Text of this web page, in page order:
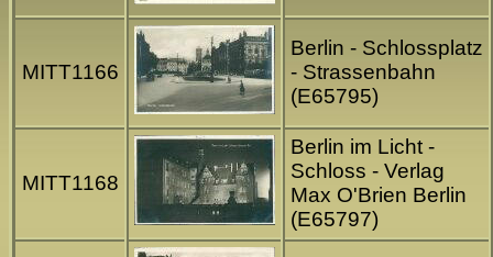
MITT1166
Berlin - Schlossplatz
- Strassenbahn
(E65795)
MITT1168
Berlin im Licht -
Schloss - Verlag
Max O'Brien Berlin
(E65797)